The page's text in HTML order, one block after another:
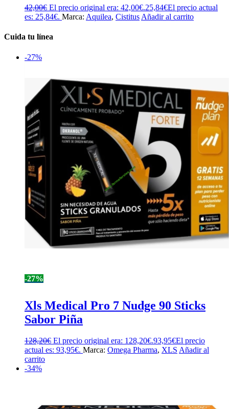
42,00€ El precio original era: 42,00€.25,84€El precio actual
es: 25,84€. Marca: Aquilea, Cistitus Añadir al carrito
Cuida tu línea
-27%
-27%
Xls Medical Pro 7 Nudge 90 Sticks
Sabor Piña
128,20€ El precio original era: 128,20€.93,95€El precio
actual es: 93,95€. Marca: Omega Pharma, XLS Añadir al
carrito
-34%